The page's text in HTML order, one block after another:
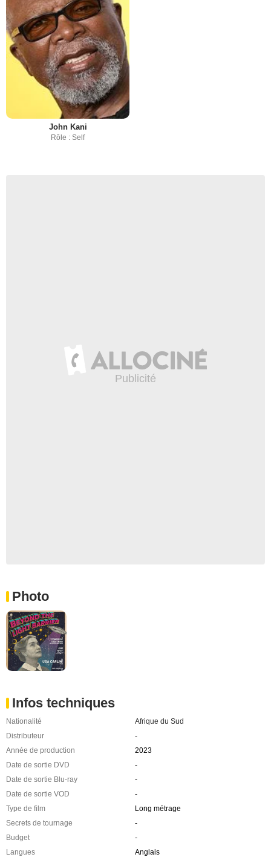
John Kani
Rôle : Self
Photo
Infos techniques
Nationalité
Afrique du Sud
Distributeur
-
Année de production
2023
Date de sortie DVD
-
Date de sortie Blu-ray
-
Date de sortie VOD
-
Type de film
Long métrage
Secrets de tournage
-
Budget
-
Langues
Anglais